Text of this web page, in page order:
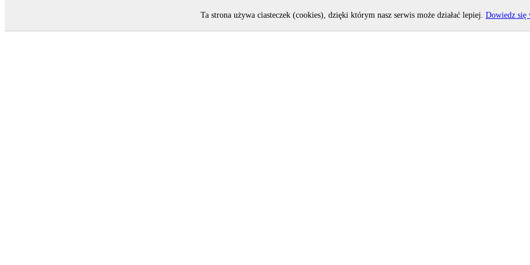
Ta strona używa ciasteczek (cookies), dzięki którym nasz serwis może działać lepiej. Dowiedz się